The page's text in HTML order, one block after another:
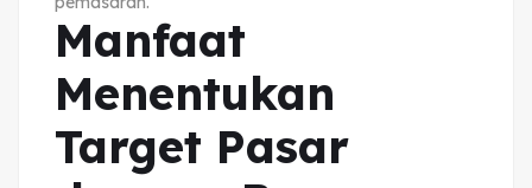
Manfaat
Menentukan
Target Pasar